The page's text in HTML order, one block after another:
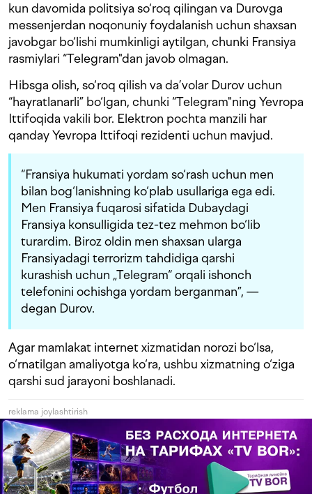
kun davomida politsiya so‘roq qilingan va Durovga
messenjerdan noqonuniy foydalanish uchun shaxsan
javobgar bo‘lishi mumkinligi aytilgan, chunki Fransiya
rasmiylari “Telegram"dan javob olmagan.
Hibsga olish, so‘roq qilish va da’volar Durov uchun
“hayratlanarli” bo‘lgan, chunki “Telegram"ning Yevropa
Ittifoqida vakili bor. Elektron pochta manzili har
qanday Yevropa Ittifoqi rezidenti uchun mavjud.
“Fransiya hukumati yordam so‘rash uchun men
bilan bog‘lanishning ko‘plab usullariga ega edi.
Men Fransiya fuqarosi sifatida Dubaydagi
Fransiya konsulligida tez-tez mehmon bo‘lib
turardim. Biroz oldin men shaxsan ularga
Fransiyadagi terrorizm tahdidiga qarshi
kurashish uchun „Telegram“ orqali ishonch
telefonini ochishga yordam berganman”, —
degan Durov.
Agar mamlakat internet xizmatidan norozi bo‘lsa,
o‘rnatilgan amaliyotga ko‘ra, ushbu xizmatning o‘ziga
qarshi sud jarayoni boshlanadi.
reklama joylashtirish